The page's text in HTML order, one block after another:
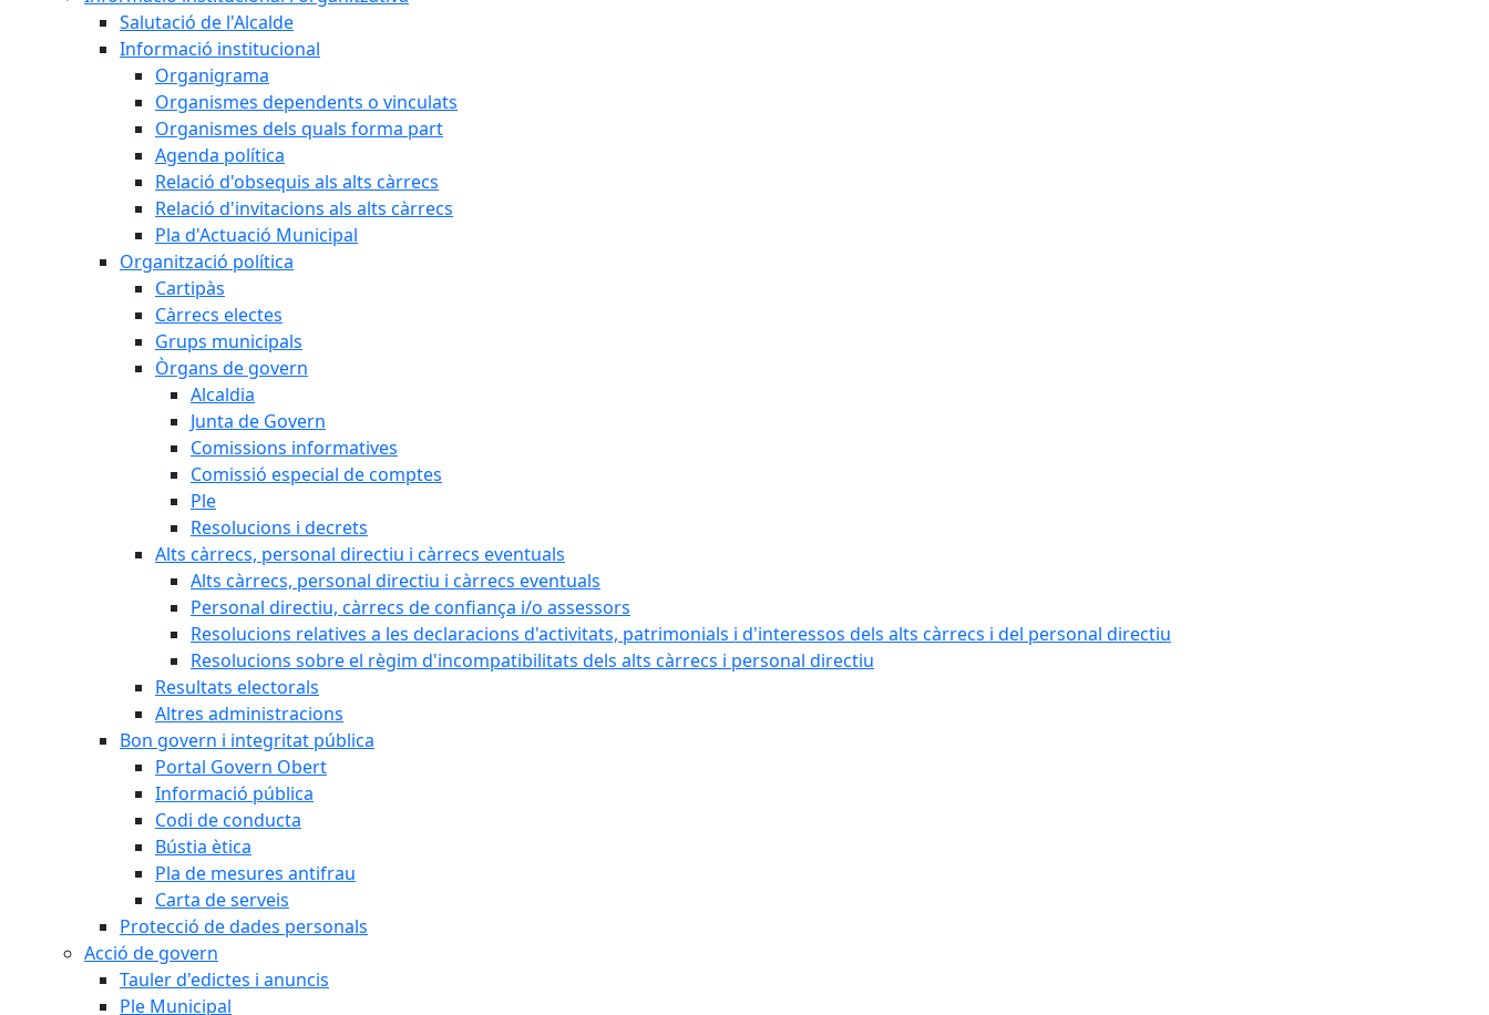
Salutació de l'Alcalde
Informació institucional
Organigrama
Organismes dependents o vinculats
Organismes dels quals forma part
Agenda política
Relació d'obsequis als alts càrrecs
Relació d'invitacions als alts càrrecs
Pla d'Actuació Municipal
Organització política
Cartipàs
Càrrecs electes
Grups municipals
Òrgans de govern
Alcaldia
Junta de Govern
Comissions informatives
Comissió especial de comptes
Ple
Resolucions i decrets
Alts càrrecs, personal directiu i càrrecs eventuals
Alts càrrecs, personal directiu i càrrecs eventuals
Personal directiu, càrrecs de confiança i/o assessors
Resolucions relatives a les declaracions d'activitats, patrimonials i d'interessos dels alts càrrecs i del personal directiu
Resolucions sobre el règim d'incompatibilitats dels alts càrrecs i personal directiu
Resultats electorals
Altres administracions
Bon govern i integritat pública
Portal Govern Obert
Informació pública
Codi de conducta
Bústia ètica
Pla de mesures antifrau
Carta de serveis
Protecció de dades personals
Acció de govern
Tauler d'edictes i anuncis
Ple Municipal